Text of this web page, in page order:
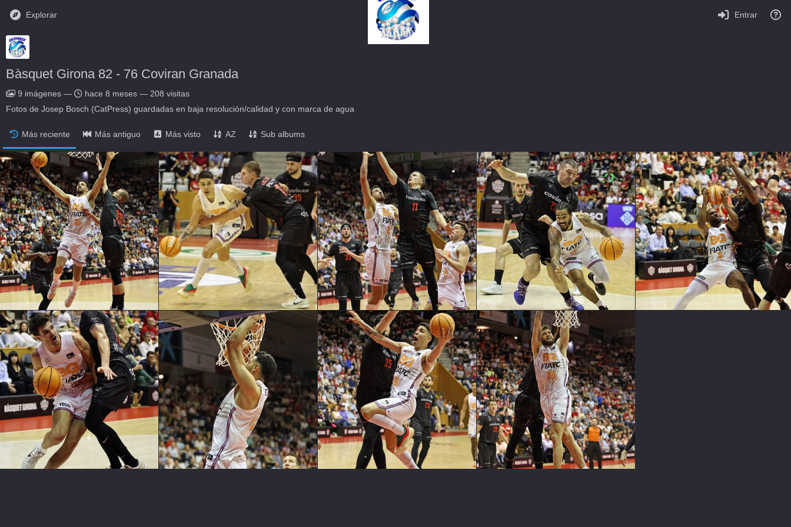
Explorar Entrar
Bàsquet Girona 82 - 76 Coviran Granada
9 imágenes — hace 8 meses — 208 visitas
Fotos de Josep Bosch (CatPress) guardadas en baja resolución/calidad y con marca de agua
Más reciente Más antiguo Más visto AZ Sub albums